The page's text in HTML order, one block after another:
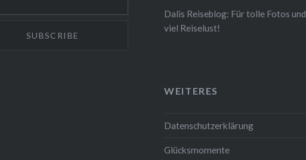
Dalis Reiseblog: Für tolle Fotos und
viel Reiselust!
WEITERES
Datenschutzerklärung
Glücksmomente